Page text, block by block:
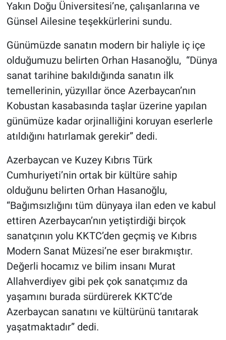
Yakın Doğu Üniversitesi’ne, çalışanlarına ve
Günsel Ailesine teşekkürlerini sundu.
Günümüzde sanatın modern bir haliyle iç içe
olduğumuzu belirten Orhan Hasanoğlu, “Dünya
sanat tarihine bakıldığında sanatın ilk
temellerinin, yüzyıllar önce Azerbaycan’nın
Kobustan kasabasında taşlar üzerine yapılan
günümüze kadar orjinalliğini koruyan eserlerle
atıldığını hatırlamak gerekir” dedi.
Azerbaycan ve Kuzey Kıbrıs Türk
Cumhuriyeti’nin ortak bir kültüre sahip
olduğunu belirten Orhan Hasanoğlu,
“Bağımsızlığını tüm dünyaya ilan eden ve kabul
ettiren Azerbaycan’nın yetiştirdiği birçok
sanatçının yolu KKTC’den geçmiş ve Kıbrıs
Modern Sanat Müzesi’ne eser bırakmıştır.
Değerli hocamız ve bilim insanı Murat
Allahverdiyev gibi pek çok sanatçımız da
yaşamını burada sürdürerek KKTC’de
Azerbaycan sanatını ve kültürünü tanıtarak
yaşatmaktadır” dedi.